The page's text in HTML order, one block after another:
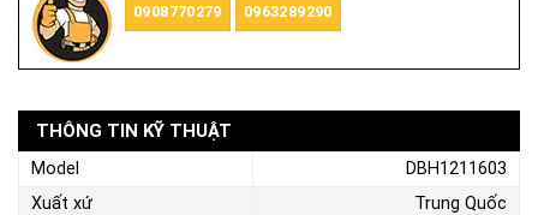
0908770279 0963289290
THÔNG TIN KỸ THUẬT
Model
DBH1211603
Xuất xứ
Trung Quốc